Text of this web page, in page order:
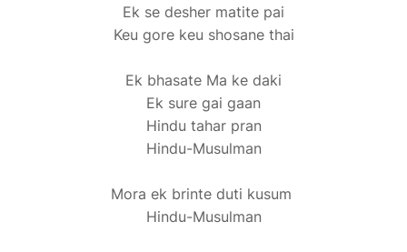
Ek se desher matite pai
Keu gore keu shosane thai
Ek bhasate Ma ke daki
Ek sure gai gaan
Hindu tahar pran
Hindu-Musulman
Mora ek brinte duti kusum
Hindu-Musulman